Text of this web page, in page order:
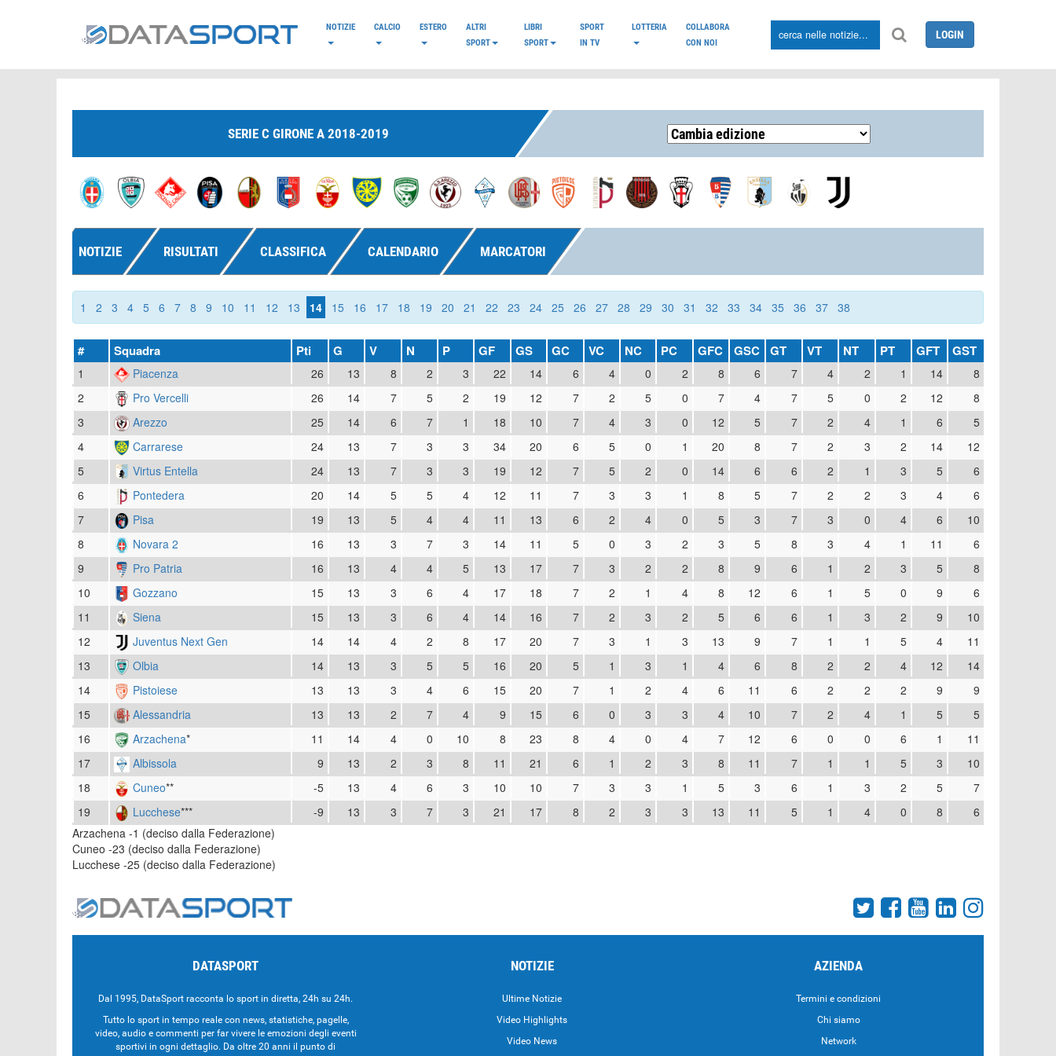
NOTIZIE CALCIO ESTERO
ALTRI
SPORT
LIBRI
SPORT
SPORT
IN TV
LOTTERIA
COLLABORA
CON NOI
LOGIN
SERIE C GIRONE A 2018-2019
NOTIZIE RISULTATI CLASSIFICA CALENDARIO MARCATORI
1 2 3 4 5 6 7 8 9 10 11 12 13 14 15 16 17 18 19 20 21 22 23 24 25 26 27 28 29 30 31 32 33 34 35 36 37 38
# Squadra Pti G V N P GF GS GC VC NC PC GFC GSC GT VT NT PT GFT GST
1 Piacenza 26 13 8 2 3 22 14 6 4 0 2 8 6 7 4 2 1 14
8
2
Pro Vercelli 26 14 7 5 2 19 12 7 2 5 0 7 4 7 5 0 2 12
8
3
Arezzo 25 14 6 7 1 18 10 7 4 3 0 12 5 7 2 4 1 6
5
4
Carrarese 24 13 7 3 3 34 20 6 5 0 1 20 8 7 2 3 2 14
12
5
Virtus Entella 24 13 7 3 3 19 12 7 5 2 0 14 6 6 2 1 3 5
6
6
Pontedera 20 14 5 5 4 12 11 7 3 3 1 8 5 7 2 2 3 4
6
7
Pisa 19 13 5 4 4 11 13 6 2 4 0 5 3 7 3 0 4 6
10
8
Novara 2 16 13 3 7 3 14 11 5 0 3 2 3 5 8 3 4 1 11
6
9
Pro Patria 16 13 4 4 5 13 17 7 3 2 2 8 9 6 1 2 3 5
8
10
Gozzano 15 13 3 6 4 17 18 7 2 1 4 8 12 6 1 5 0 9
6
11
Siena 15 13 3 6 4 14 16 7 2 3 2 5 6 6 1 3 2 9
10
12
Juventus Next Gen 14 14 4 2 8 17 20 7 3 1 3 13 9 7 1 1 5 4
11
13
Olbia 14 13 3 5 5 16 20 5 1 3 1 4 6 8 2 2 4 12
14
14
Pistoiese 13 13 3 4 6 15 20 7 1 2 4 6 11 6 2 2 2 9
9
15
Alessandria 13 13 2 7 4 9 15 6 0 3 3 4 10 7 2 4 1 5
5
16
Arzachena* 11 14 4 0 10 8 23 8 4 0 4 7 12 6 0 0 6 1
11
17
Albissola 9 13 2 3 8 11 21 6 1 2 3 8 11 7 1 1 5 3
10
18
Cuneo** -5 13 4 6 3 10 10 7 3 3 1 5 3 6 1 3 2 5
7
19
Lucchese*** -9 13 3 7 3 21 17 8 2 3 3 13 11 5 1 4 0 8
6
Arzachena -1 (deciso dalla Federazione)
Cuneo -23 (deciso dalla Federazione)
Lucchese -25 (deciso dalla Federazione)
DATASPORT
Dal 1995, DataSport racconta lo sport in diretta, 24h su 24h.
Tutto lo sport in tempo reale con news, statistiche, pagelle,
video, audio e commenti per far vivere le emozioni degli eventi
sportivi in ogni dettaglio. Da oltre 20 anni il punto di
NOTIZIE
Ultime Notizie
Video Highlights
Video News
AZIENDA
Termini e condizioni
Chi siamo
Network